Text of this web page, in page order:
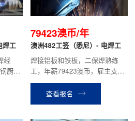
焊工
经
厨具
79423澳币/年
澳洲482工签（悉尼）- 电焊工
焊接铝板和铁板，二保焊熟练
工，年薪79423澳币，雇主支付
12%养老保险。
查看报名